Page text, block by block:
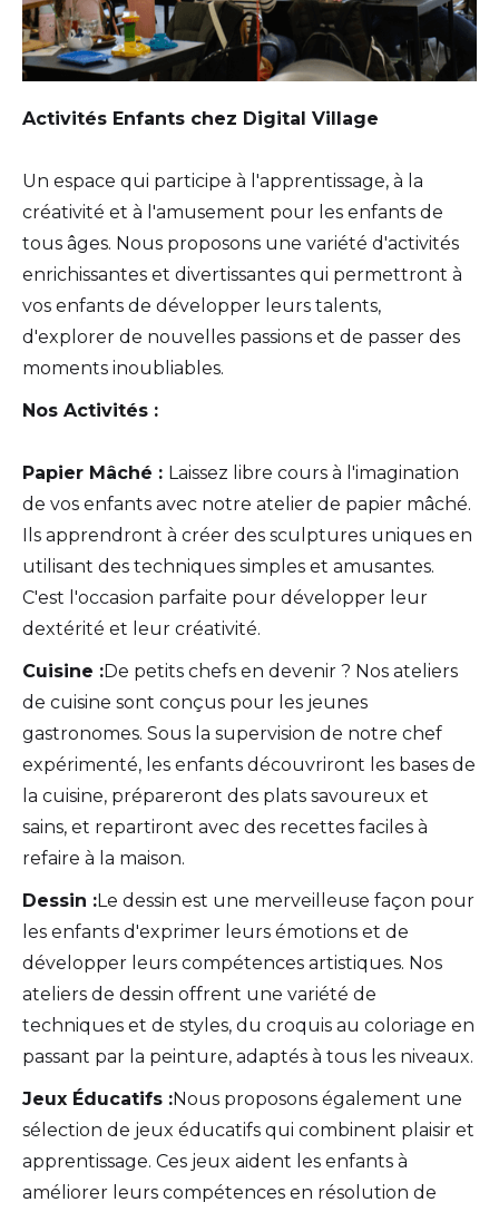
Activités Enfants chez Digital Village
Un espace qui participe à l'apprentissage, à la
créativité et à l'amusement pour les enfants de
tous âges. Nous proposons une variété d'activités
enrichissantes et divertissantes qui permettront à
vos enfants de développer leurs talents,
d'explorer de nouvelles passions et de passer des
moments inoubliables.
Nos Activités :
Papier Mâché : Laissez libre cours à l'imagination
de vos enfants avec notre atelier de papier mâché.
Ils apprendront à créer des sculptures uniques en
utilisant des techniques simples et amusantes.
C'est l'occasion parfaite pour développer leur
dextérité et leur créativité.
Cuisine :De petits chefs en devenir ? Nos ateliers
de cuisine sont conçus pour les jeunes
gastronomes. Sous la supervision de notre chef
expérimenté, les enfants découvriront les bases de
la cuisine, prépareront des plats savoureux et
sains, et repartiront avec des recettes faciles à
refaire à la maison.
Dessin :Le dessin est une merveilleuse façon pour
les enfants d'exprimer leurs émotions et de
développer leurs compétences artistiques. Nos
ateliers de dessin offrent une variété de
techniques et de styles, du croquis au coloriage en
passant par la peinture, adaptés à tous les niveaux.
Jeux Éducatifs :Nous proposons également une
sélection de jeux éducatifs qui combinent plaisir et
apprentissage. Ces jeux aident les enfants à
améliorer leurs compétences en résolution de